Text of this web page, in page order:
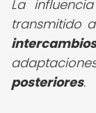
La
transmitido
posteriores.